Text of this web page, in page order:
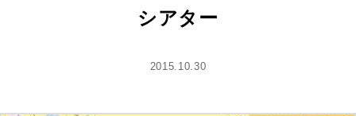
シアター
2015.10.30